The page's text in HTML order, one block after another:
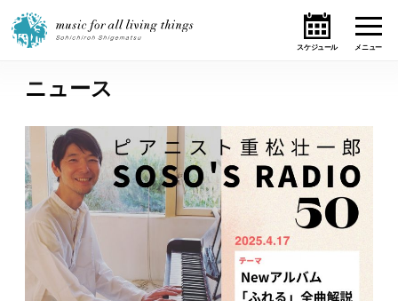
ホーム
ニュース
テーマ
ライブ・スケジュール
作品
ニュース